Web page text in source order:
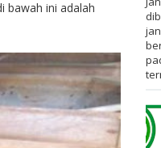
bawah ini adalah